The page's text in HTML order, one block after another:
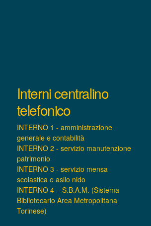
Interni centralino
telefonico
INTERNO 1 - amministrazione
generale e contabilità
INTERNO 2 - servizio manutenzione
patrimonio
INTERNO 3 - servizio mensa
scolastica e asilo nido
INTERNO 4 – S.B.A.M. (Sistema
Bibliotecario Area Metropolitana
Torinese)